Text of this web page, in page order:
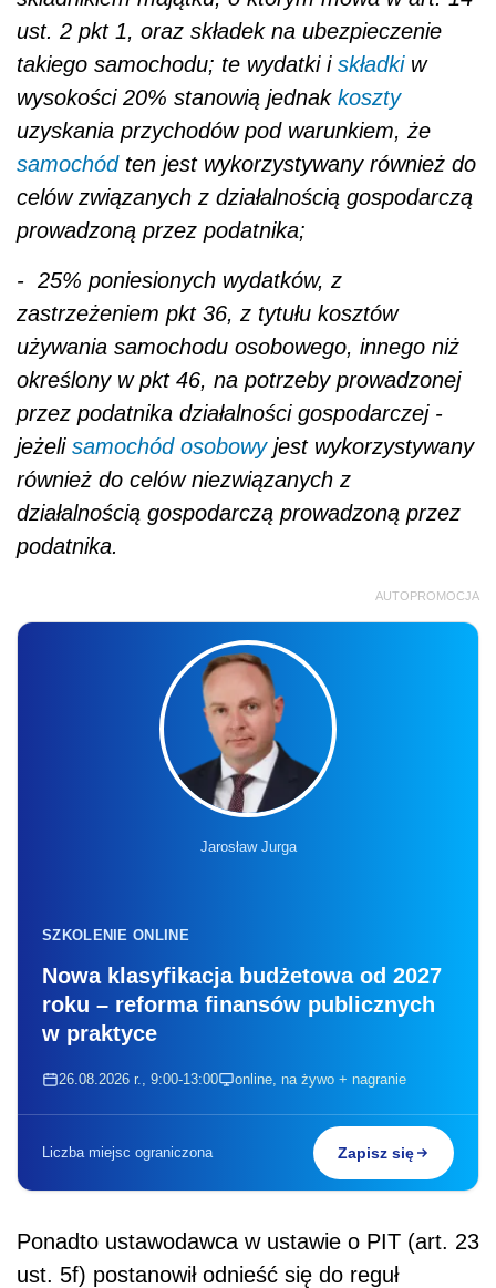
ust. 2 pkt 1, oraz składek na ubezpieczenie
takiego samochodu; te wydatki i składkiw
wysokości 20% stanowią jednak koszty
uzyskania przychodów pod warunkiem, że
samochódten jest wykorzystywany również do
celów związanych z działalnością gospodarczą
prowadzoną przez podatnika;
- 25% poniesionych wydatków, z
zastrzeżeniem pkt 36, z tytułu kosztów
używania samochodu osobowego, innego niż
określony w pkt 46, na potrzeby prowadzonej
przez podatnika działalności gospodarczej -
jeżeli samochód osobowyjest wykorzystywany
również do celów niezwiązanych z
działalnością gospodarczą prowadzoną przez
podatnika.
AUTOPROMOCJA
Jarosław Jurga
SZKOLENIE ONLINE
Nowa klasyfikacja budżetowa od 2027
roku – reforma finansów publicznych
w praktyce
26.08.2026 r., 9:00-13:00 online, na żywo + nagranie
Liczba miejsc ograniczona Zapisz się
Ponadto ustawodawca w ustawie o PIT (art. 23
ust. 5f) postanowił odnieść się do reguł